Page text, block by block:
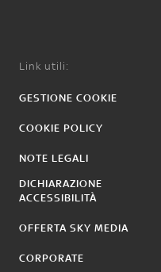
Link utili:
GESTIONE COOKIE
COOKIE POLICY
NOTE LEGALI
DICHIARAZIONE
ACCESSIBILITÀ
OFFERTA SKY MEDIA
CORPORATE